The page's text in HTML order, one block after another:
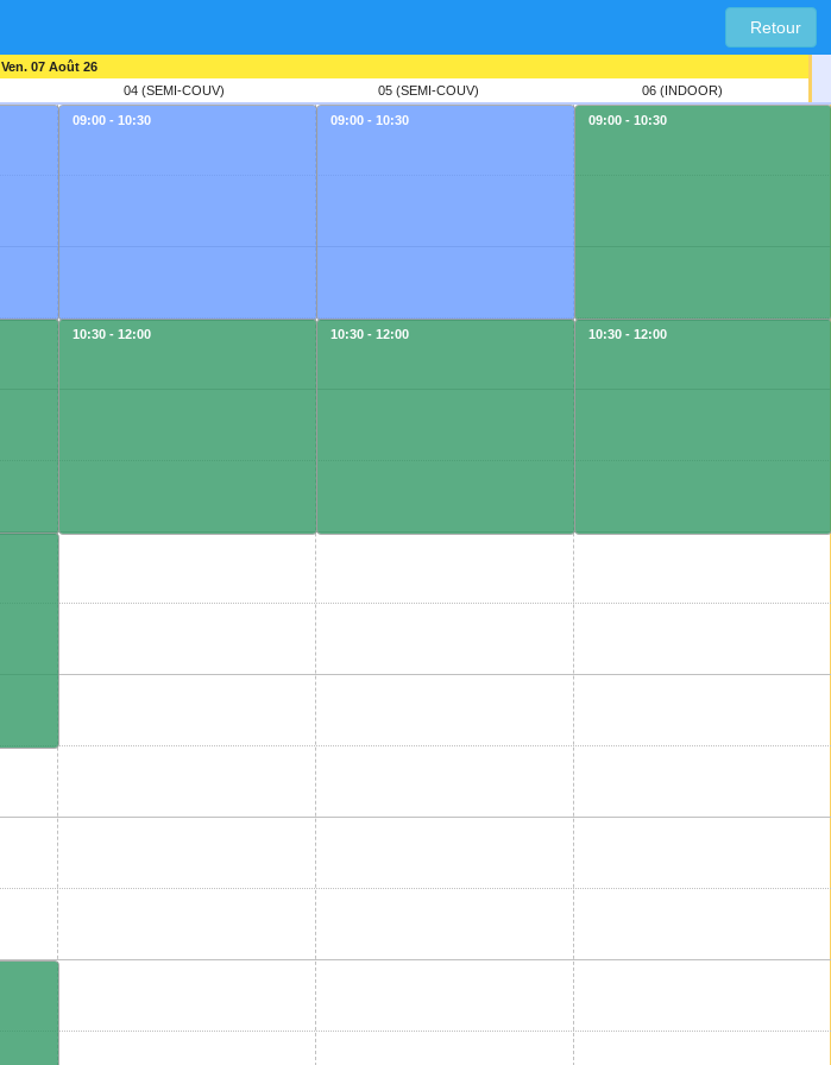
Retour
Ven. 07 Août 26
04 (SEMI-COUV) 05 (SEMI-COUV)
06 (INDOOR)
09:00 - 10:30
10:30 - 12:00
09:00 - 10:30
10:30 - 12:00
09:00 - 10:30
10:30 - 12:00